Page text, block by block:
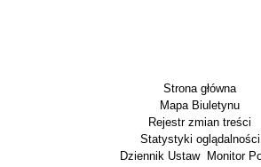
Strona główna
Mapa Biuletynu
Rejestr zmian treści
Statystyki oglądalności
Dziennik Ustaw
Monitor